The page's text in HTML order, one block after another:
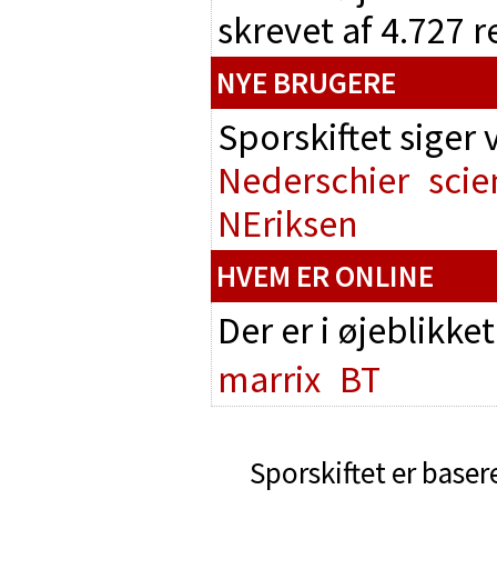
skrevet af 4.727
NYE BRUGERE
Sporskiftet
Nederschier
NEriksen
HVEM ER ONLINE
Der er i
marrix BT
Sporskiftet er